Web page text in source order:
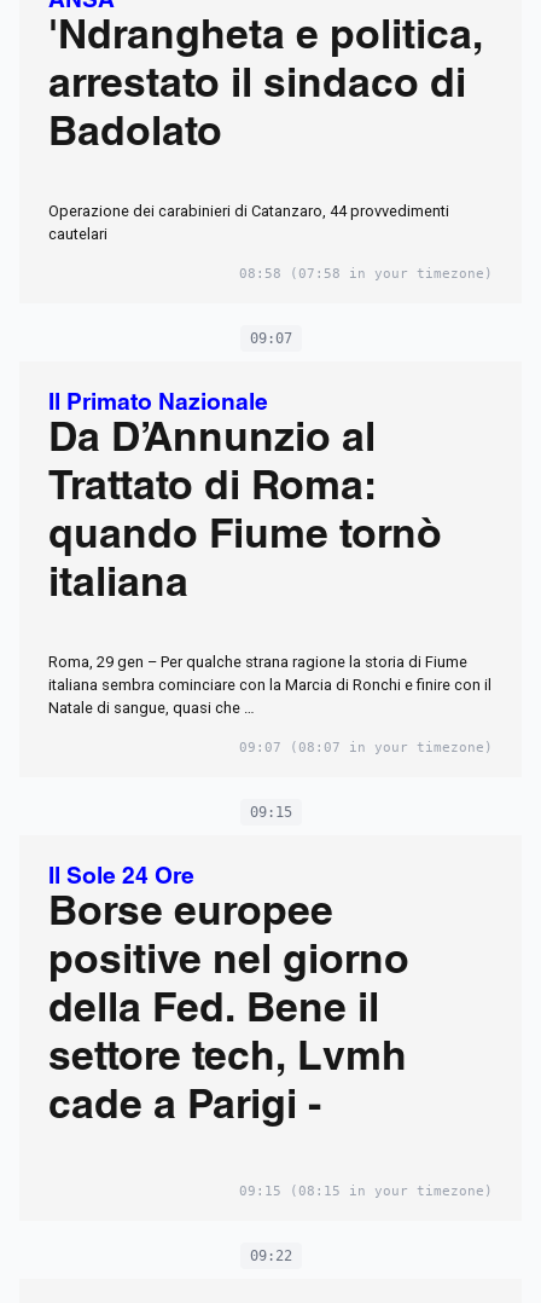
'Ndrangheta e politica,
arrestato il sindaco di
Badolato
Operazione dei carabinieri di Catanzaro, 44 provvedimenti
cautelari
08:58 (07:58 in your timezone)
09:07
Il Primato Nazionale
Da D’Annunzio al
Trattato di Roma:
quando Fiume tornò
italiana
Roma, 29 gen – Per qualche strana ragione la storia di Fiume
italiana sembra cominciare con la Marcia di Ronchi e finire con il
Natale di sangue, quasi che …
09:07 (08:07 in your timezone)
09:15
Il Sole 24 Ore
Borse europee
positive nel giorno
della Fed. Bene il
settore tech, Lvmh
cade a Parigi -
09:15 (08:15 in your timezone)
09:22